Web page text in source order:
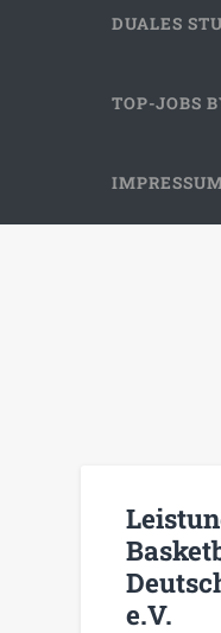
DUALES
TOP-JOBS
e.V.